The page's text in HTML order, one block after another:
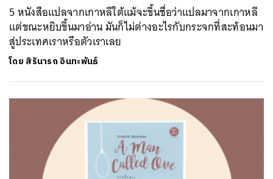
5 หนังสือแปลจากเกาหลีใต้แม้จะขึ้นชื่อว่าแปลมาจากเกาหลี
แต่ขณะหยิบขึ้นมาอ่าน มันก็ไม่ต่างอะไรกับกระจกที่สะท้อนมา
สู่ประเทศเราหรือตัวเราเลย
โดย สิรินารถ อินทะพันธ์